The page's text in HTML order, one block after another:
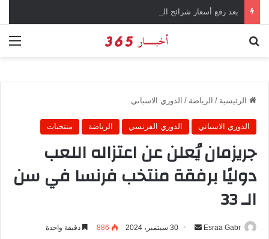
الرئيسية / الرياضة / الدوري الاسباني
الدوري الاسباني الدوري الفرنسي الرياضة منتخبات
جريزمان يُعلن عن اعتزاله اللعب
دوليًا برفقة منتخب فرنسا في سن
الـ 33
Esraa Gabr 30 سبتمبر، 2024 886 دقيقة واحدة